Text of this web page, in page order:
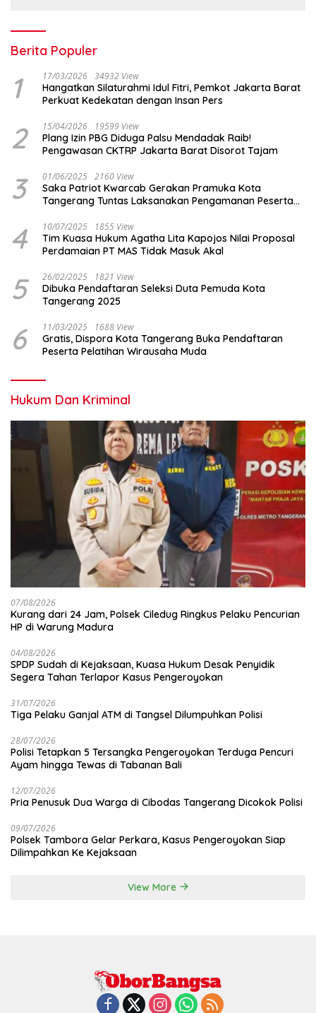
Berita Populer
1 17/03/2026 34932 View
Hangatkan Silaturahmi Idul Fitri, Pemkot Jakarta Barat
Perkuat Kedekatan dengan Insan Pers
2 15/04/2026 19599 View
Plang Izin PBG Diduga Palsu Mendadak Raib!
Pengawasan CKTRP Jakarta Barat Disorot Tajam
3 01/06/2025 2160 View
Saka Patriot Kwarcab Gerakan Pramuka Kota
Tangerang Tuntas Laksanakan Pengamanan Peserta
4 10/07/2025 1855 View
Tim Kuasa Hukum Agatha Lita Kapojos Nilai Proposal
Perdamaian PT MAS Tidak Masuk Akal
5 26/02/2025 1821 View
Dibuka Pendaftaran Seleksi Duta Pemuda Kota
Tangerang 2025
6 11/03/2025 1688 View
Gratis, Dispora Kota Tangerang Buka Pendaftaran
Peserta Pelatihan Wirausaha Muda
Hukum Dan Kriminal
07/08/2026
Kurang dari 24 Jam, Polsek Ciledug Ringkus Pelaku Pencurian
HP di Warung Madura
04/08/2026
SPDP Sudah di Kejaksaan, Kuasa Hukum Desak Penyidik
Segera Tahan Terlapor Kasus Pengeroyokan
31/07/2026
Tiga Pelaku Ganjal ATM di Tangsel Dilumpuhkan Polisi
28/07/2026
Polisi Tetapkan 5 Tersangka Pengeroyokan Terduga Pencuri
Ayam hingga Tewas di Tabanan Bali
12/07/2026
Pria Penusuk Dua Warga di Cibodas Tangerang Dicokok Polisi
09/07/2026
Polsek Tambora Gelar Perkara, Kasus Pengeroyokan Siap
Dilimpahkan Ke Kejaksaan
View More